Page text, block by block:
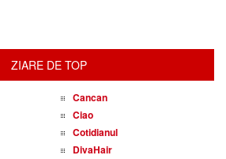
ZIARE DE TOP
Cancan
Ciao
Cotidianul
DivaHair